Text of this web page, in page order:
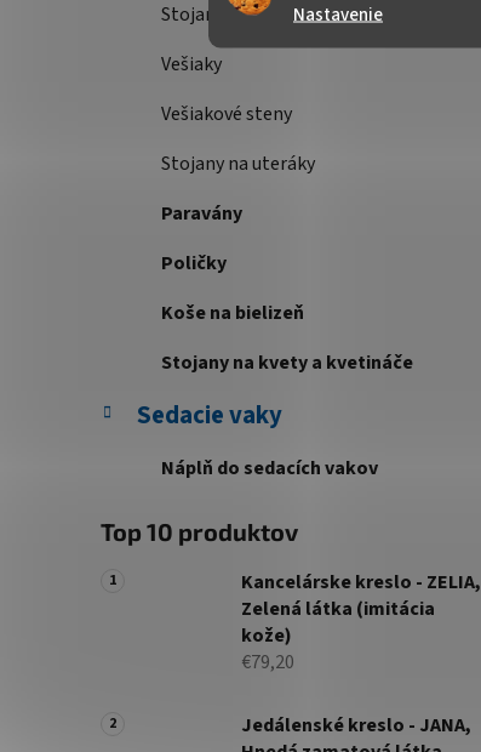
Nastavenie
Stojany na šaty
Vešiaky
Vešiakové steny
Stojany na uteráky
Paravány
Poličky
Koše na bielizeň
Stojany na kvety a kvetináče
Sedacie vaky
Náplň do sedacích vakov
Top 10 produktov
Kancelárske kreslo - ZELIA,
Zelená látka (imitácia
kože)
€79,20
Jedálenské kreslo - JANA,